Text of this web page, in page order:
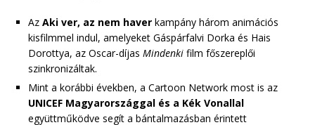
Az Aki ver, az nem haver kampány három animációs
kisfilmmel indul, amelyeket Gáspárfalvi Dorka és Hais
Dorottya, az Oscar-díjas Mindenki film főszereplői
szinkronizáltak.
Mint a korábbi években, a Cartoon Network most is az
UNICEF Magyarországgal és a Kék Vonallal
együttműködve segít a bántalmazásban érintett